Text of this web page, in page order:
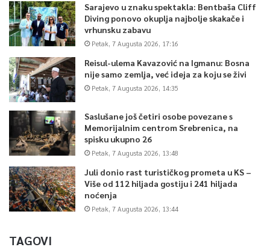
Sarajevo u znaku spektakla: Bentbaša Cliff
Diving ponovo okuplja najbolje skakače i
vrhunsku zabavu
Petak, 7 Augusta 2026, 17:16
Reisul-ulema Kavazović na Igmanu: Bosna
nije samo zemlja, već ideja za koju se živi
Petak, 7 Augusta 2026, 14:35
Saslušane još četiri osobe povezane s
Memorijalnim centrom Srebrenica, na
spisku ukupno 26
Petak, 7 Augusta 2026, 13:48
Juli donio rast turističkog prometa u KS –
Više od 112 hiljada gostiju i 241 hiljada
noćenja
Petak, 7 Augusta 2026, 13:44
TAGOVI